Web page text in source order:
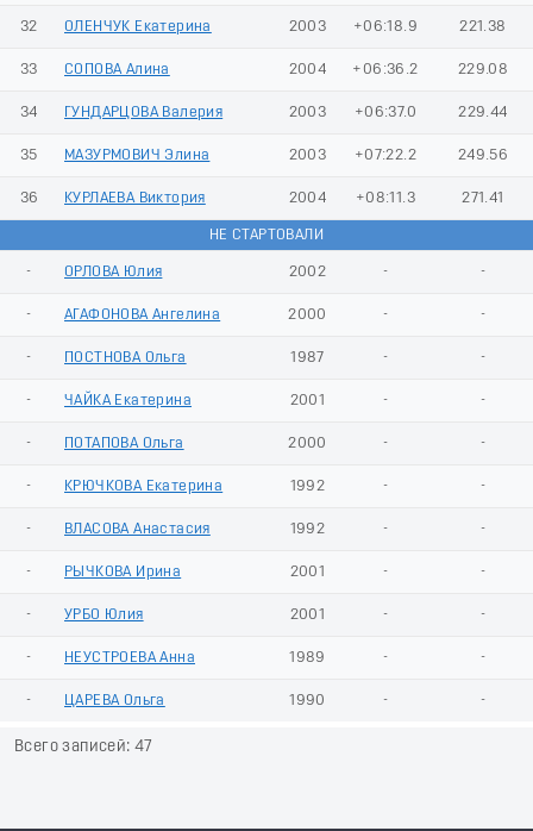
32 ОЛЕНЧУК Екатерина 2003 +06:18.9 221.38
33 СОПОВА Алина 2004 +06:36.2 229.08
34 ГУНДАРЦОВА Валерия 2003 +06:37.0 229.44
35 МАЗУРМОВИЧ Элина 2003 +07:22.2 249.56
36 КУРЛАЕВА Виктория 2004 +08:11.3 271.41
НЕ СТАРТОВАЛИ
- ОРЛОВА Юлия 2002 - -
- АГАФОНОВА Ангелина 2000 - -
- ПОСТНОВА Ольга 1987 - -
- ЧАЙКА Екатерина 2001 - -
- ПОТАПОВА Ольга 2000 - -
- КРЮЧКОВА Екатерина 1992 - -
- ВЛАСОВА Анастасия 1992 - -
- РЫЧКОВА Ирина 2001 - -
- УРБО Юлия 2001 - -
- НЕУСТРОЕВА Анна 1989 - -
- ЦАРЕВА Ольга 1990 - -
Всего записей: 47